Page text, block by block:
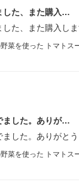
した、また購入…
た、また購入し
菜を使った トマトス
ました。ありが…
した。ありがとう
菜を使った トマトス